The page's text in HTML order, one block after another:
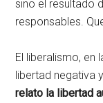
sino el resultado
responsables.
El liberalismo, en
libertad negativa
relato la libertad